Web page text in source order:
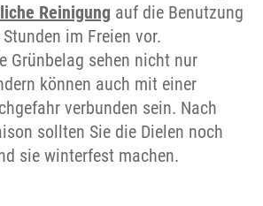
Reinigung auf die Benutzung
im Freien vor.
Grünbelag sehen nicht nur
können auch mit einer
verbunden sein. Nach
sollten Sie die Dielen noch
sie winterfest machen.